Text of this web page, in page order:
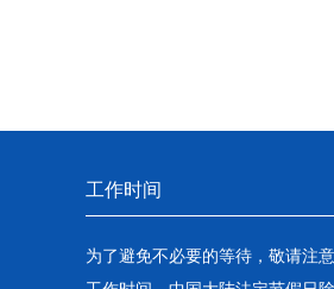
工作时间
为了避免不必要的等待，敬请注